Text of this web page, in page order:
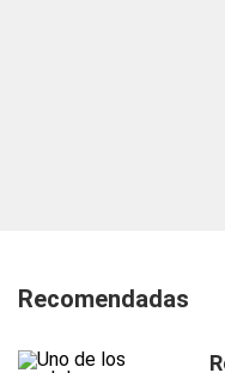
Recomendadas